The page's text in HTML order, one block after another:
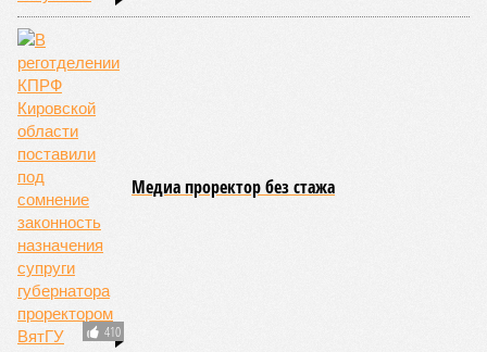
410
Медиа проректор без стажа